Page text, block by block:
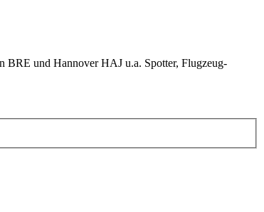
und Hannover HAJ u.a. Spotter, Flugzeug-